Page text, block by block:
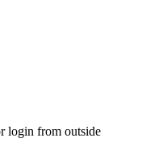
login from outside